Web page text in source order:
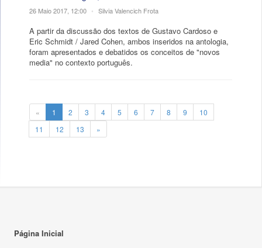
26 Maio 2017, 12:00 • Silvia Valencich Frota
A partir da discussão dos textos de Gustavo Cardoso e
Eric Schmidt / Jared Cohen, ambos inseridos na antologia,
foram apresentados e debatidos os conceitos de "novos
media" no contexto português.
« 1 2 3 4 5 6 7 8 9
10
11
12 13 »
Página Inicial